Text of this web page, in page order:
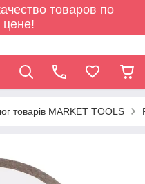
товаров по
цене!
товарів MARKET TOOLS